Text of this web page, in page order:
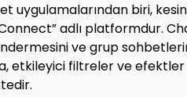
uygulamalarından biri,
adlı platformdur.
ve grup
etkileyici filtreler ve efektler